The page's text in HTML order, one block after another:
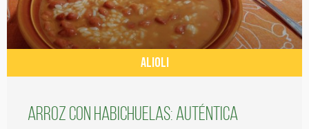
ALIOLI
Arroz con habichuelas: auténtica